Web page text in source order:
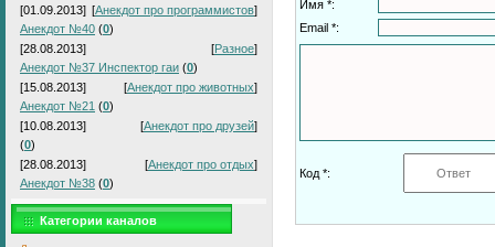
[01.09.2013] [Анекдот про программистов]
Анекдот №40 (0)
[28.08.2013]
[Разное]
Анекдот №37 Инспектор гаи (0)
[15.08.2013]
[Анекдот про животных]
Анекдот №21 (0)
[10.08.2013]
[Анекдот про друзей]
(0)
[28.08.2013]
[Анекдот про отдых]
Анекдот №38 (0)
Категории каналов
Имя *:
Email *:
Код *: